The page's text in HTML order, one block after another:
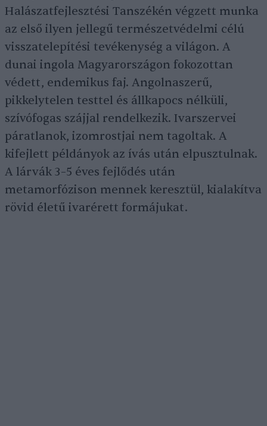
Halászatfejlesztési Tanszékén végzett munka
az első ilyen jellegű természetvédelmi célú
visszatelepítési tevékenység a világon. A
dunai ingola Magyarországon fokozottan
védett, endemikus faj. Angolnaszerű,
pikkelytelen testtel és állkapocs nélküli,
szívófogas szájjal rendelkezik. Ivarszervei
páratlanok, izomrostjai nem tagoltak. A
kifejlett példányok az ívás után elpusztulnak.
A lárvák 3–5 éves fejlődés után
metamorfózison mennek keresztül, kialakítva
rövid életű ivarérett formájukat.